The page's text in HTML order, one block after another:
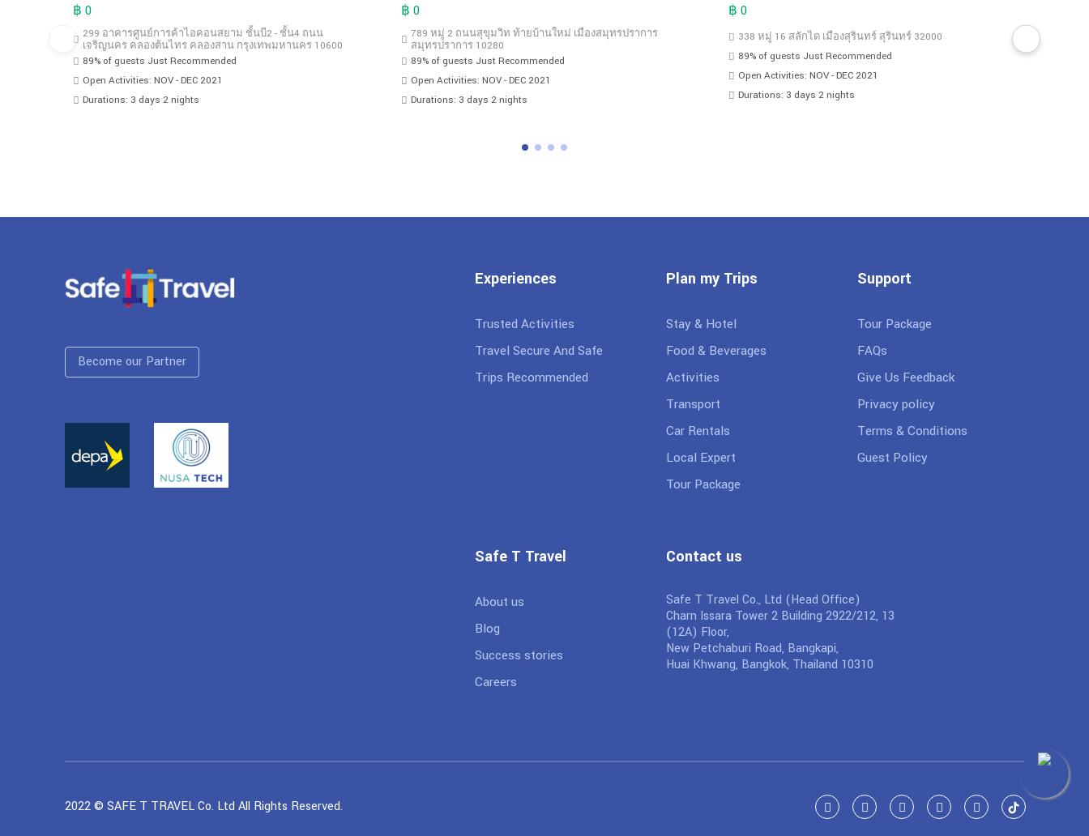
฿ 0
299 อาคารศูนย์การค้าไอคอนสยาม ชั้นบี2 - ชั้น4 ถนน
เจริญนคร คลองต้นไทร คลองสาน กรุงเทพมหานคร 10600
89% of guests Just Recommended
Open Activities: NOV - DEC 2021
Durations: 3 days 2 nights
฿ 0
789 หมู่ 2 ถนนสุขุมวิท ท้ายบ้านใหม่ เมืองสมุทรปราการ
สมุทรปราการ 10280
89% of guests Just Recommended
Open Activities: NOV - DEC 2021
Durations: 3 days 2 nights
฿ 0
338 หมู่ 16 สลักได เมืองสุรินทร์ สุรินทร์ 32000
89% of guests Just Recommended
Open Activities: NOV - DEC 2021
Durations: 3 days 2 nights
Become our Partner
Experiences
Trusted Activities
Travel Secure And Safe
Trips Recommended
Plan my Trips
Stay & Hotel
Food & Beverages
Activities
Transport
Car Rentals
Local Expert
Tour Package
Support
Tour Package
FAQs
Give Us Feedback
Privacy policy
Terms & Conditions
Guest Policy
Safe T Travel
About us
Blog
Success stories
Careers
Contact us
Safe T Travel Co., Ltd (Head Office)
Charn Issara Tower 2 Building 2922/212, 13
(12A) Floor,
New Petchaburi Road, Bangkapi,
Huai Khwang, Bangkok, Thailand 10310
2022 © SAFE T TRAVEL Co. Ltd All Rights Reserved.